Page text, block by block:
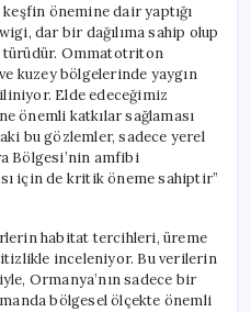
önemine dair yaptığı
dar bir dağılıma sahip olup
türüdür. Ommatotriton
kuzey bölgelerinde yaygın
Elde edeceğimiz
önemli katkılar sağlaması
bu gözlemler, sadece yerel
Bölgesi’nin amfibi
için de kritik öneme sahiptir”
habitat tercihleri, üreme
inceleniyor. Bu verilerin
Ormanya’nın sadece bir
bölgesel ölçekte önemli